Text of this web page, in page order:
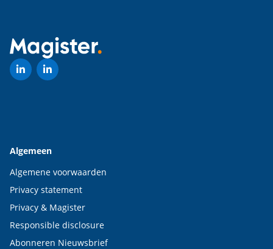
Algemeen
Algemene voorwaarden
Privacy statement
Privacy & Magister
Responsible disclosure
Abonneren Nieuwsbrief